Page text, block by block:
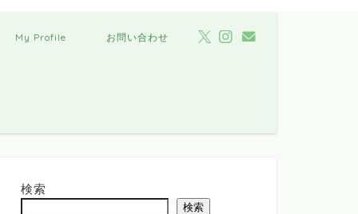
My Profile お問い合わせ
検索
検索